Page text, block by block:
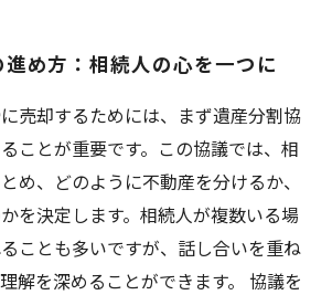
め方：相続人の心を一つに
売却するためには、まず遺産分割協
ことが重要です。この協議では、相
め、どのように不動産を分けるか、
を決定します。相続人が複数いる場
ことも多いですが、話し合いを重ね
解を深めることができます。 協議を